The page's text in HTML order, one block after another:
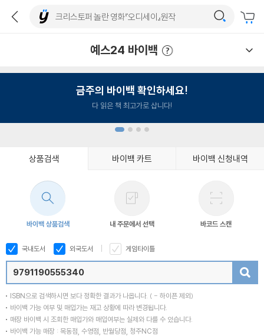
예스24 바이백
금주의 바이백 확인하세요!
다 읽은 책 최고가로 삽니다!
상품검색 바이백 카트 바이백 신청내역
바이백 상품검색 내 주문에서 선택 바코드 스캔
국내도서 외국도서 게임타이틀
ISBN으로 검색하시면 보다 정확한 결과가 나옵니다. ( - 하이픈 제외)
바이백 가능 여부 및 매입가는 재고 상황에 따라 변경됩니다.
매장 바이백 시 조회한 매입가와 매입여부는 실제와 다를 수 있습니다.
바이백 가능 매장 : 목동점, 수영점, 반월당점, 청주NC점